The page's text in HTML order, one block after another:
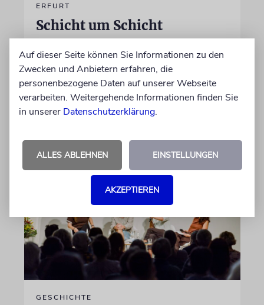
ERFURT
Schicht um Schicht
seit wenigen Tagen nach einem Stück
jüdischer Geschichte gegraben. Erst mit dem
Bagger, dann von Hand
GESCHICHTE
Auf dieser Seite können Sie Informationen zu den
Zwecken und Anbietern erfahren, die
personenbezogene Daten auf unserer Webseite
verarbeiten. Weitergehende Informationen finden Sie
in unserer Datenschutzerklärung.
ALLES ABLEHNEN EINSTELLUNGEN
AKZEPTIEREN